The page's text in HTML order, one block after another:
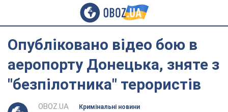
Опубліковано відео бою в
аеропорту Донецька, зняте з
"безпілотника" терористів
OBOZ.UA
Кримінальні новини